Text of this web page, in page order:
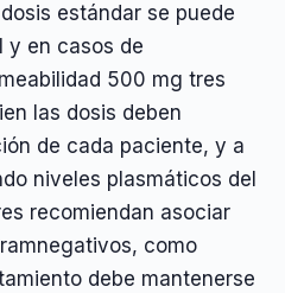
estándar se puede
y en casos de
500 mg tres
las dosis deben
de cada paciente, y a
niveles plasmáticos del
recomiendan asociar
como
debe mantenerse